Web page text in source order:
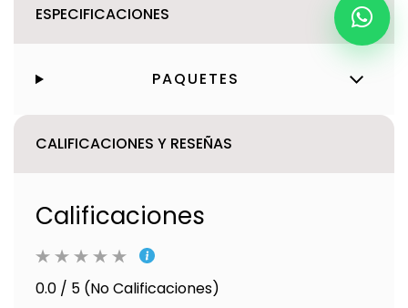
ESPECIFICACIONES
PAQUETES
CALIFICACIONES Y RESEÑAS
Calificaciones
0.0 / 5 (No Calificaciones)